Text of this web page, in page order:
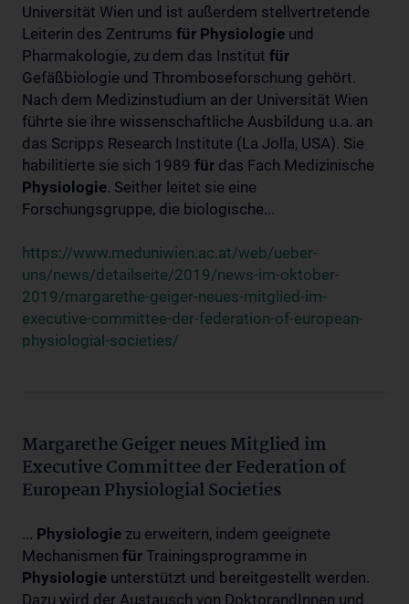
Universität Wien und ist außerdem stellvertretende
Leiterin des Zentrums für Physiologie und
Pharmakologie, zu dem das Institut für
Gefäßbiologie und Thromboseforschung gehört.
Nach dem Medizinstudium an der Universität Wien
führte sie ihre wissenschaftliche Ausbildung u.a. an
das Scripps Research Institute (La Jolla, USA). Sie
habilitierte sie sich 1989 für das Fach Medizinische
Physiologie. Seither leitet sie eine
Forschungsgruppe, die biologische...
https://www.meduniwien.ac.at/web/ueber-
uns/news/detailseite/2019/news-im-oktober-
2019/margarethe-geiger-neues-mitglied-im-
executive-committee-der-federation-of-european-
physiologial-societies/
Margarethe Geiger neues Mitglied im
Executive Committee der Federation of
European Physiologial Societies
... Physiologie zu erweitern, indem geeignete
Mechanismen für Trainingsprogramme in
Physiologie unterstützt und bereitgestellt werden.
Dazu wird der Austausch von DoktorandInnen und